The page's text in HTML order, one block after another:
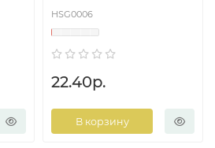
HSG0006
22.40р.
В корзину